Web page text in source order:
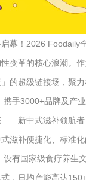
幕！2026 Foodaily
变革的核心浪潮。
的超级链接场，聚
手3000+品牌及产
新中式滋补领航
滋补便捷化、标准
有国家级食疗养生
，日均产能高达